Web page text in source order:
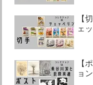
【
ェ
【
ョ